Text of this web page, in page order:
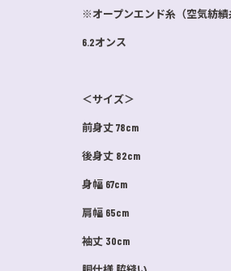
※オープンエンド糸（空気紡績
6.2オンス
＜サイズ＞
前身丈 78cm
後身丈 82cm
身幅 67cm
肩幅 65cm
袖丈 30cm